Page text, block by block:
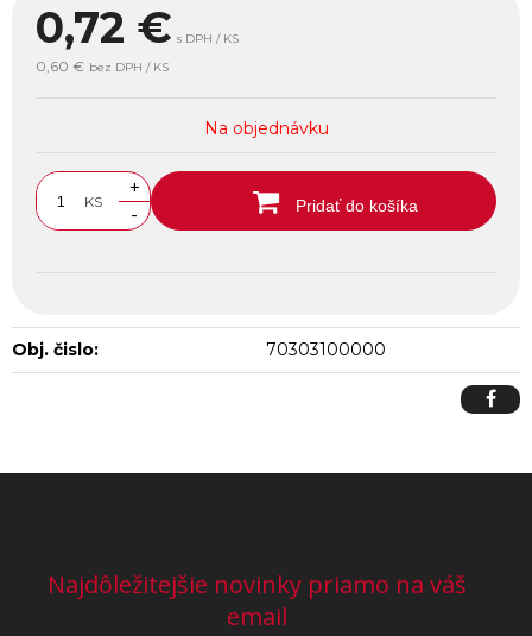
0,72 € s DPH / KS
0,60 € bez DPH / KS
Na objednávku
KS
+
-
Pridať do košíka
Obj. čislo: 70303100000
Najdôležitejšie novinky priamo na váš
email